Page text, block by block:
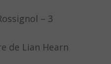
– 3
de Lian Hearn